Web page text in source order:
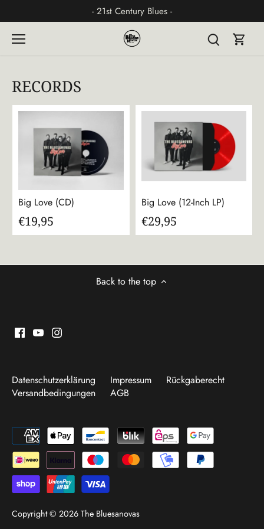
to
content
- 21st Century Blues -
RECORDS
Big Love (CD)
€19,95
Big Love (12-Inch LP)
€29,95
Back to the top
Datenschutzerklärung Impressum
Rückgaberecht
Versandbedingungen
AGB
Copyright © 2026 The Bluesanovas